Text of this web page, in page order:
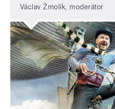
Václav Žmolík, moderátor